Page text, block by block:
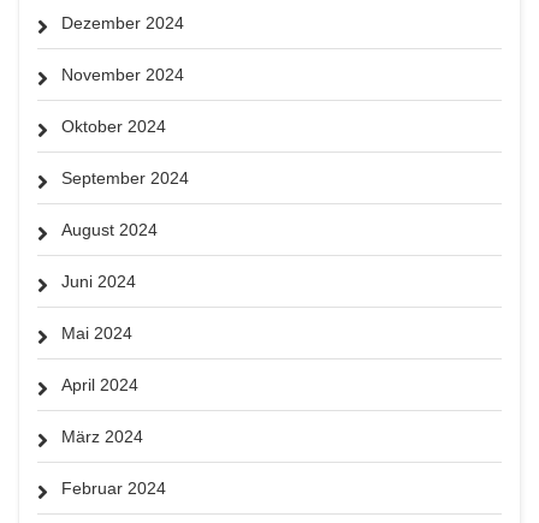
Dezember 2024
November 2024
Oktober 2024
September 2024
August 2024
Juni 2024
Mai 2024
April 2024
März 2024
Februar 2024